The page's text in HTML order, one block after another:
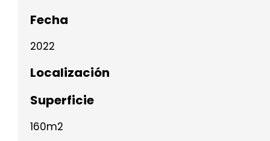
Fecha
2022
Localización
Superficie
160m2